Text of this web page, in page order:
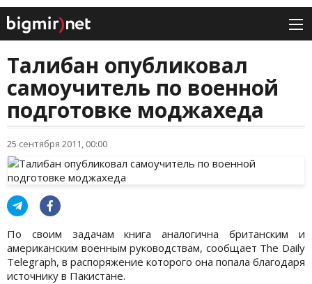
Талибан опубликовал
самоучитель по военной
подготовке моджахеда
25 сентября 2011, 00:00
По своим задачам книга аналогична британским и
американским военным руководствам, сообщает The Daily
Telegraph, в распоряжение которого она попала благодаря
источнику в Пакистане.